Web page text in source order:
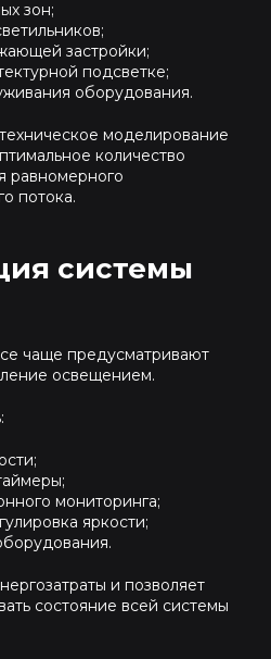
зон;
застройки;
подсветке;
оборудования.
моделирование
количество
равномерного
потока.
системы
чаще предусматривают
освещением.
мониторинга;
яркости;
и позволяет
состояние всей системы